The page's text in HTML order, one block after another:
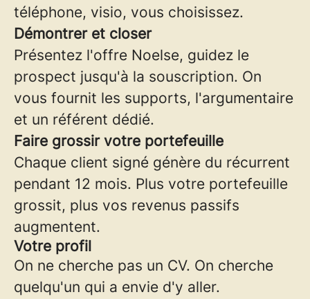
téléphone, visio, vous choisissez.
Démontrer et closer
Présentez l'offre Noelse, guidez le
prospect jusqu'à la souscription. On
vous fournit les supports, l'argumentaire
et un référent dédié.
Faire grossir votre portefeuille
Chaque client signé génère du récurrent
pendant 12 mois. Plus votre portefeuille
grossit, plus vos revenus passifs
augmentent.
Votre profil
On ne cherche pas un CV. On cherche
quelqu'un qui a envie d'y aller.